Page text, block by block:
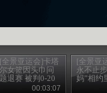
[全景亚运会]卡塔
尔女篮因头巾问
题退赛 被判0-20
00:03:07
[全景亚
永不止
妈”相约